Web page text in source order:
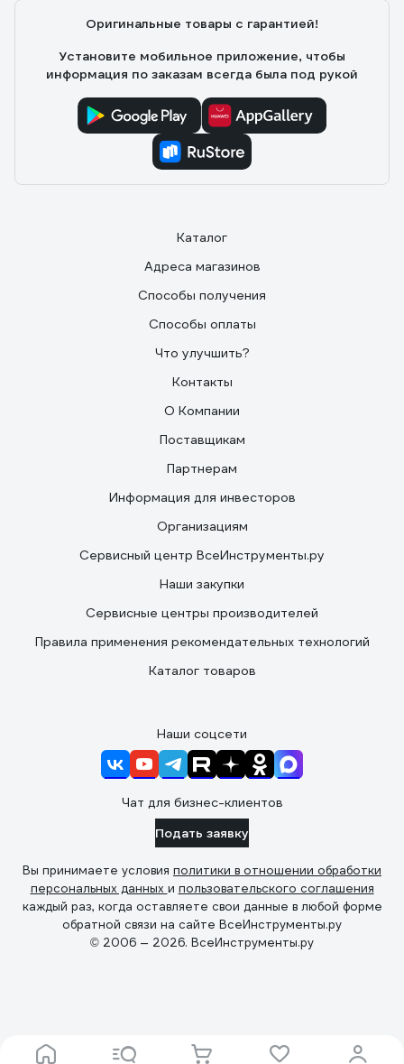
Оригинальные товары с гарантией!
Установите мобильное приложение, чтобы
информация по заказам всегда была под рукой
Каталог
Адреса магазинов
Способы получения
Способы оплаты
Что улучшить?
Контакты
О Компании
Поставщикам
Партнерам
Информация для инвесторов
Организациям
Сервисный центр ВсеИнструменты.ру
Наши закупки
Сервисные центры производителей
Правила применения рекомендательных технологий
Каталог товаров
Наши соцсети
Чат для бизнес-клиентов
Подать заявку
Вы принимаете условия политики в отношении обработки
персональных данных и пользовательского соглашения
каждый раз, когда оставляете свои данные в любой форме
обратной связи на сайте ВсеИнструменты.ру
© 2006 — 2026. ВсеИнструменты.ру